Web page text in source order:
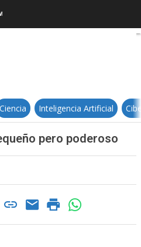
Xiaomi 12: pequeño pero
Ciencia Inteligencia Artificial
pero poderoso